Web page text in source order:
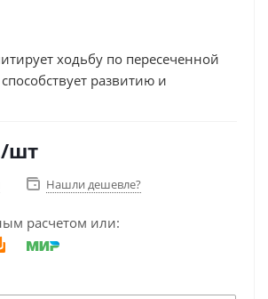
ходьбу по пересеченной
развитию и
/шт
Нашли дешевле?
расчетом или: